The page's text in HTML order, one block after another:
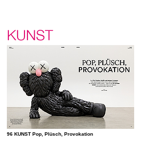
96 KUNST Pop, Plüsch, Provokation